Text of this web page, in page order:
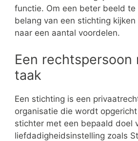
functie. Om een beter beeld te
belang van een stichting
naar een aantal voordelen.
Een rechtspersoon
taak
Een stichting is een
organisatie die wordt
stichter met een bepaald doel
liefdadigheidsinstelling zoals